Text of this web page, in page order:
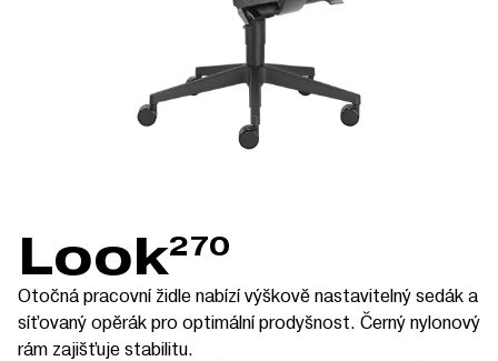
Look270
Otočná pracovní židle nabízí výškově nastavitelný sedák a
síťovaný opěrák pro optimální prodyšnost. Černý nylonový
rám zajišťuje stabilitu.